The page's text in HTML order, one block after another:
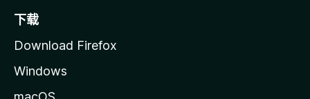
下载
Download Firefox
Windows